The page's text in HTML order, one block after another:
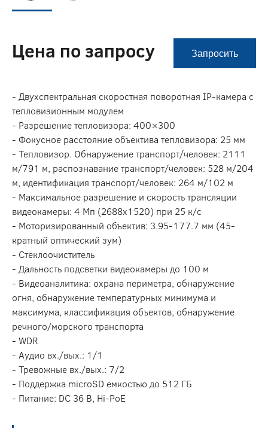
Цена по запросу Запросить
- Двухспектральная cкоростная поворотная IP-камера с
тепловизионным модулем
- Разрешение тепловизора: 400×300
- Фокусное расстояние объектива тепловизора: 25 мм
- Тепловизор. Обнаружение транспорт/человек: 2111
м/791 м, распознавание транспорт/человек: 528 м/204
м, идентификация транспорт/человек: 264 м/102 м
- Максимальное разрешение и скорость трансляции
видеокамеры: 4 Мп (2688х1520) при 25 к/с
- Моторизированный объектив: 3.95-177.7 мм (45-
кратный оптический зум)
- Стеклоочиститель
- Дальность подсветки видеокамеры до 100 м
- Видеоаналитика: охрана периметра, обнаружение
огня, обнаружение температурных минимума и
максимума, классификация объектов, обнаружение
речного/морского транспорта
- WDR
- Аудио вх./вых.: 1/1
- Тревожные вх./вых.: 7/2
- Поддержка microSD емкостью до 512 ГБ
- Питание: DC 36 В, Hi-PoE